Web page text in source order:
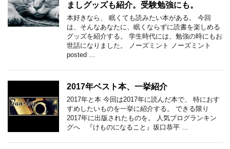
ましグッズも紹介。受験勉強にも。
本好きなら、 眠くても読みたい本がある。 今回
は、そんなあなたに、眠くならずに読書を楽しめる
グッズを紹介する。 学生時代には、勉強の時にもお
世話になりました。 ノーズミント ノーズミント
posted …
2017年ベスト本、一挙紹介
2017年と本 今回は2017年に読んだ本で、 特におす
すめしたいものを一挙に紹介する。 できる限り
2017年に出版されたものを。 人気ブログランキン
グへ 『けものになること』坂口恭平 …